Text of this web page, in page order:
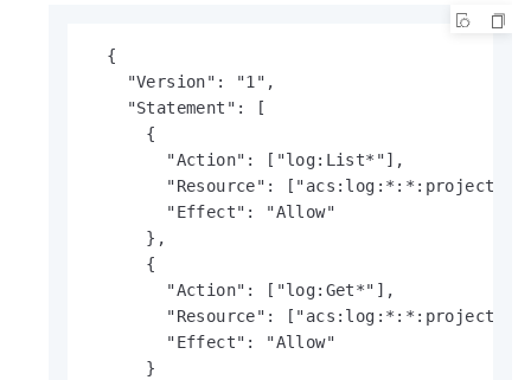
  {
    "Version": "1",
    "Statement": [
      {
        "Action": ["log:List*"],
"Resource": ["acs:log:*:*:project/<
        "Effect": "Allow"
      },
      {
        "Action": ["log:Get*"],
"Resource": ["acs:log:*:*:project/<
        "Effect": "Allow"
      }